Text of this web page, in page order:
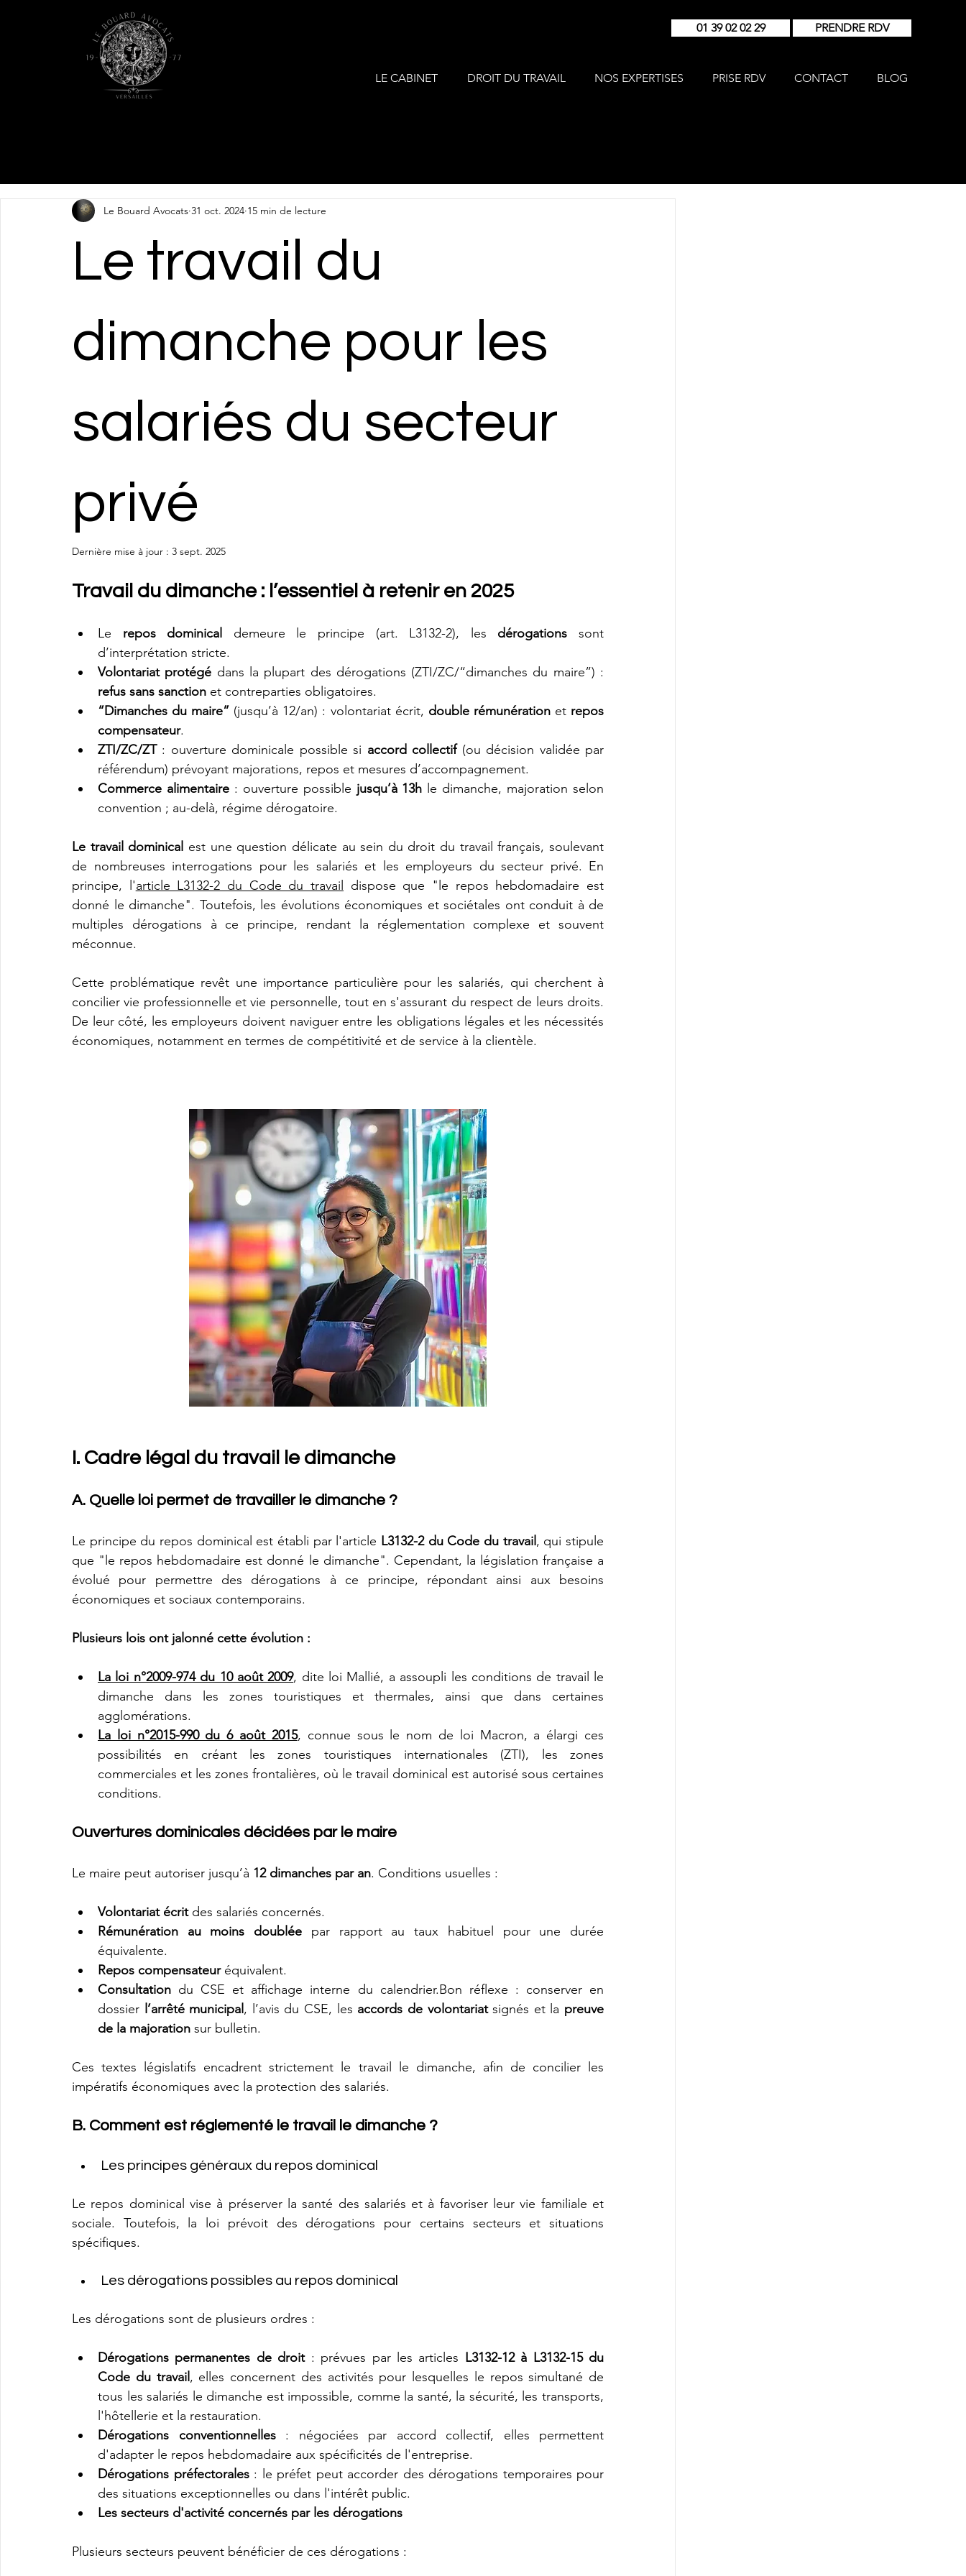
01 39 02 02 29 PRENDRE RDV
LE CABINET DROIT DU TRAVAIL NOS EXPERTISES PRISE RDV CONTACT BLOG
Le travail du
dimanche pour les
salariés du secteur
privé
Le Bouard Avocats 31 oct. 2024 15 min de lecture
Dernière mise à jour : 3 sept. 2025
Travail du dimanche : l’essentiel à retenir en 2025
Le repos dominical demeure le principe (art. L3132-2), les dérogations sont
d’interprétation stricte.
Volontariat protégé
refus sans sanction et contreparties obligatoires.
“Dimanches du maire” (jusqu’à 12/an) : volontariat écrit, double rémunération et repos
compensateur.
ZTI/ZC/ZT : ouverture dominicale possible si accord collectif (ou décision validée par
référendum) prévoyant majorations, repos et mesures d’accompagnement.
Commerce alimentaire : ouverture possible jusqu’à 13h le dimanche, majoration selon
convention ; au-delà, régime dérogatoire.
Le travail dominical est une question délicate au sein du droit du travail français, soulevant
de nombreuses interrogations pour les salariés et les employeurs du secteur privé. En
principe, l'article L3132-2 du Code du travail
dispose que "le repos hebdomadaire est
donné le dimanche". Toutefois, les évolutions économiques et sociétales ont conduit à de
multiples dérogations à ce principe, rendant la réglementation complexe et souvent
méconnue.
Cette problématique revêt une importance particulière pour les salariés, qui cherchent à
concilier vie professionnelle et vie personnelle, tout en s'assurant du respect de leurs droits.
De leur côté, les employeurs doivent naviguer entre les obligations légales et les nécessités
économiques, notamment en termes de compétitivité et de service à la clientèle.
I. Cadre légal du travail le dimanche
A. Quelle loi permet de travailler le dimanche ?
Le principe du repos dominical est établi par l'article L3132-2 du Code du travail , qui stipule
que "le repos hebdomadaire est donné le dimanche". Cependant, la législation française a
évolué pour permettre des dérogations à ce principe, répondant ainsi aux besoins
économiques et sociaux contemporains.
Plusieurs lois ont jalonné cette évolution :
La loi n°2009-974 du 10 août 2009, dite loi Mallié, a assoupli les conditions de travail le
dimanche dans les zones touristiques et thermales, ainsi que dans certaines
agglomérations.
La loi n°2015-990 du 6 août 2015, connue sous le nom de loi Macron, a élargi ces
possibilités en créant les zones touristiques internationales (ZTI), les zones
commerciales et les zones frontalières, où le travail dominical est autorisé sous certaines
conditions.
Ouvertures dominicales décidées par le maire
Le maire peut autoriser jusqu’à 12 dimanches par an. Conditions usuelles :
Volontariat écrit des salariés concernés.
Rémunération au moins doublée par rapport au taux habituel pour une durée
équivalente.
Repos compensateur équivalent.
Consultation du CSE et affichage interne du calendrier.Bon réflexe : conserver en
dossier l’arrêté municipal , l’avis du CSE, les accords de volontariat signés et la preuve
de la majoration sur bulletin.
Ces textes législatifs encadrent strictement le travail le dimanche, afin de concilier les
impératifs économiques avec la protection des salariés.
B. Comment est réglementé le travail le dimanche ?
Les principes généraux du repos dominical
Le repos dominical vise à préserver la santé des salariés et à favoriser leur vie familiale et
sociale. Toutefois, la loi prévoit des dérogations pour certains secteurs et situations
spécifiques.
Les dérogations possibles au repos dominical
Les dérogations sont de plusieurs ordres :
Dérogations permanentes de droit : prévues par les articles L3132-12 à L3132-15 du
Code du travail , elles concernent des activités pour lesquelles le repos simultané de
tous les salariés le dimanche est impossible, comme la santé, la sécurité, les transports,
l'hôtellerie et la restauration.
Dérogations conventionnelles : négociées par accord collectif, elles permettent
d'adapter le repos hebdomadaire aux spécificités de l'entreprise.
Dérogations préfectorales : le préfet peut accorder des dérogations temporaires pour
des situations exceptionnelles ou dans l'intérêt public.
Les secteurs d'activité concernés par les dérogations
Plusieurs secteurs peuvent bénéficier de ces dérogations :